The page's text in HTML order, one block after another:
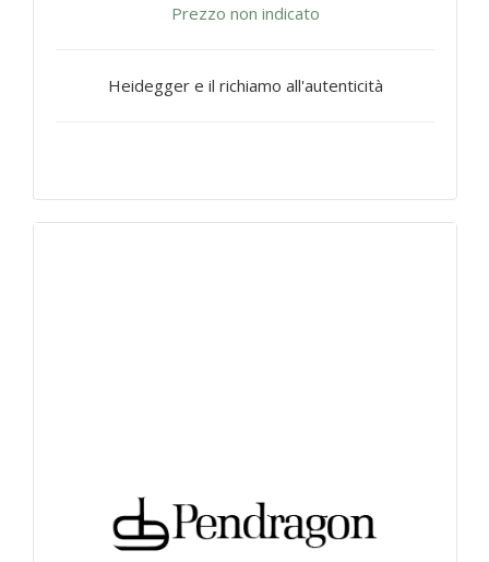
Prezzo non indicato
Heidegger e il richiamo all'autenticità